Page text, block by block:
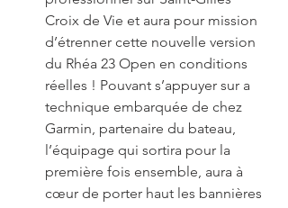
Croix de Vie et aura pour mission
d’étrenner cette nouvelle version
du Rhéa 23 Open en conditions
réelles ! Pouvant s’appuyer sur a
technique embarquée de chez
Garmin, partenaire du bateau,
l’équipage qui sortira pour la
première fois ensemble, aura à
cœur de porter haut les bannières